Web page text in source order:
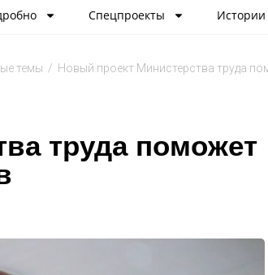
Спецпроекты Истории
темы / Новый проект Министерства труда
труда поможет